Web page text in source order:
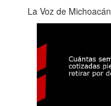
La Voz de Michoacán